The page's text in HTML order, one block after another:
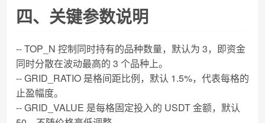
四、关键参数说明
-- TOP_N 控制同时持有的品种数量，默认为 3，即资金
同时分散在波动最高的 3 个品种上。
-- GRID_RATIO 是格间距比例，默认 1.5%，代表每格的
止盈幅度。
-- GRID_VALUE 是每格固定投入的 USDT 金额，默认